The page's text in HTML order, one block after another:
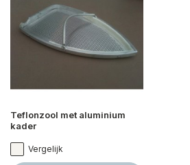
Teflonzool met aluminium
kader
Vergelijk